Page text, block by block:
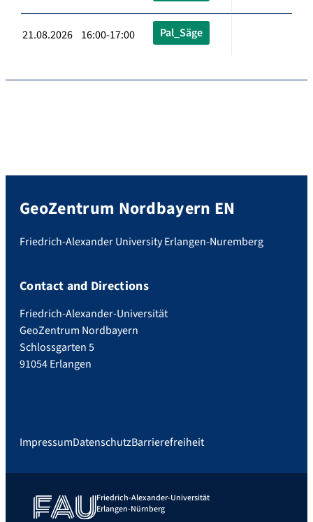
21.08.2026 16:00-17:00 Pal_Säge
GeoZentrum Nordbayern EN
Friedrich-Alexander University Erlangen-Nuremberg
Contact and Directions
Friedrich-Alexander-Universität
GeoZentrum Nordbayern
Schlossgarten 5
91054 Erlangen
ImpressumDatenschutzBarrierefreiheit
Friedrich-Alexander-Universität
Erlangen-Nürnberg